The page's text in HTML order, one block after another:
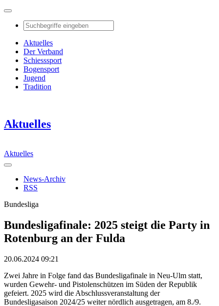
Aktuelles
Der Verband
Schiesssport
Bogensport
Jugend
Tradition
Aktuelles
Aktuelles
News-Archiv
RSS
Bundesliga
Bundesligafinale: 2025 steigt die Party in
Rotenburg an der Fulda
20.06.2024 09:21
Zwei Jahre in Folge fand das Bundesligafinale in Neu-Ulm statt,
wurden Gewehr- und Pistolenschützen im Süden der Republik
gefeiert. 2025 wird die Abschlussveranstaltung der
Bundesligasaison 2024/25 weiter nördlich ausgetragen, am 8./9.